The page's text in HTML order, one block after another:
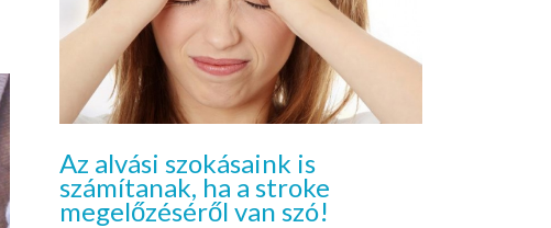
Az alvási szokásaink is
számítanak, ha a stroke
megelőzéséről van szó!